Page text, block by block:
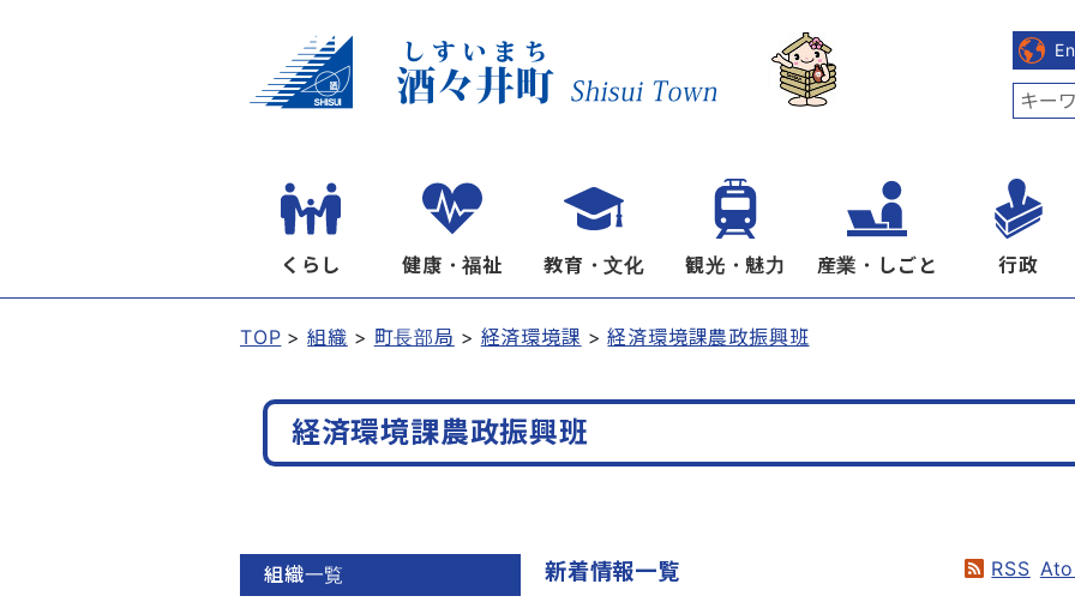
くらし 健康・福祉 教育・文化 観光・魅力 産業・しごと 行政
TOP 組織 町長部局 経済環境課 経済環境課農政振興班
経済環境課農政振興班
組織一覧
RSS
新着情報一覧